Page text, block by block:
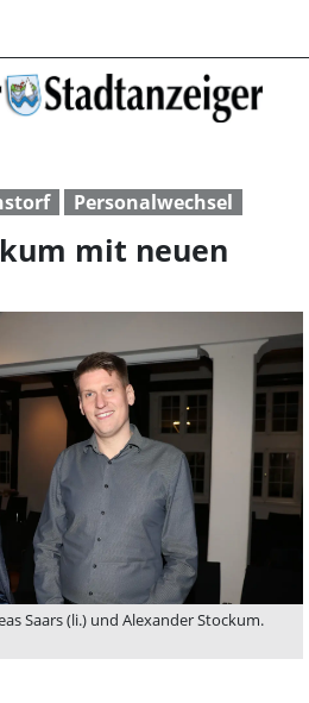
Saars und
Personalwechsel
mit neuen
Saars (li.) und Alexander Stockum.